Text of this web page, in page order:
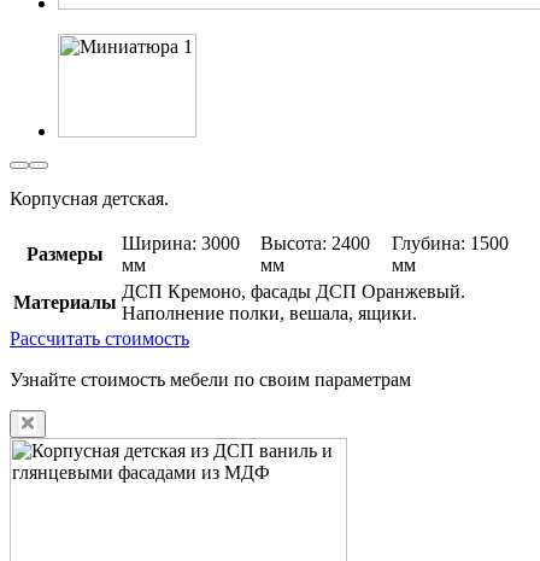
Корпусная детская.
Размеры
Ширина: 3000
мм
Высота: 2400
мм
Глубина: 1500
мм
Материалы
ДСП Кремоно, фасады ДСП Оранжевый.
Наполнение полки, вешала, ящики.
Рассчитать стоимость
Узнайте стоимость мебели по своим параметрам